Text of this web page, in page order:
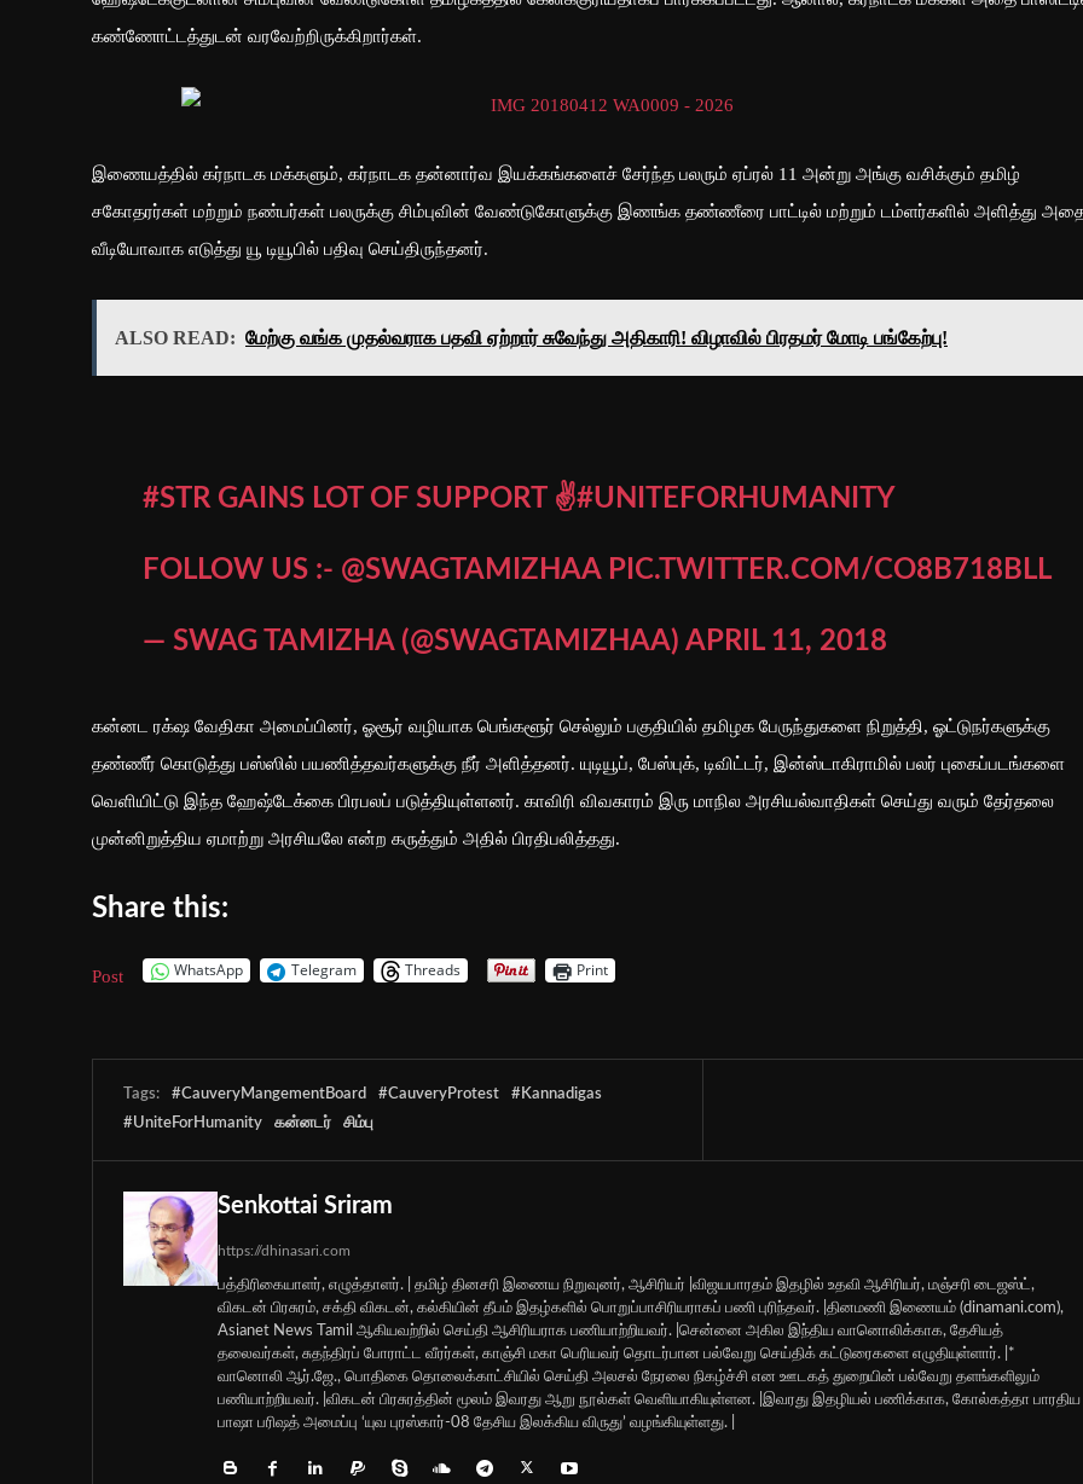
கண்ணோட்டத்துடன் வரவேற்றிருக்கிறார்கள்.
இணையத்தில் கர்நாடக மக்களும், கர்நாடக தன்னார்வ இயக்கங்களைச் சேர்ந்த பலரும் ஏப்ரல் 11 அன்று அங்கு வசிக்கும் தமிழ்
சகோதரர்கள் மற்றும் நண்பர்கள் பலருக்கு சிம்புவின் வேண்டுகோளுக்கு இணங்க தண்ணீரை பாட்டில் மற்றும் டம்ளர்களில் அளித்து
வீடியோவாக எடுத்து யூ டியூபில் பதிவு செய்திருந்தனர்.
ALSO READ: மேற்கு வங்க முதல்வராக பதவி ஏற்றார் சுவேந்து அதிகாரி! விழாவில் பிரதமர் மோடி பங்கேற்பு!
#STR GAINS LOT OF SUPPORT ✌#UNITEFORHUMANITY
FOLLOW US :- @SWAGTAMIZHAA PIC.TWITTER.COM/CO8B718BLL
— SWAG TAMIZHA (@SWAGTAMIZHAA)APRIL 11, 2018
கன்னட ரக்‌ஷ வேதிகா அமைப்பினர், ஓசூர் வழியாக பெங்களூர் செல்லும் பகுதியில் தமிழக பேருந்துகளை நிறுத்தி, ஓட்டுநர்களுக்கு
தண்ணீர் கொடுத்து பஸ்ஸில் பயணித்தவர்களுக்கு நீர் அளித்தனர். யுடியூப், பேஸ்புக், டிவிட்டர், இன்ஸ்டாகிராமில் பலர் புகைப்படங்களை
வெளியிட்டு இந்த ஹேஷ்டேக்கை பிரபலப் படுத்தியுள்ளனர். காவிரி விவகாரம் இரு மாநில அரசியல்வாதிகள் செய்து வரும் தேர்தலை
முன்னிறுத்திய ஏமாற்று அரசியலே என்ற கருத்தும் அதில் பிரதிபலித்தது.
Share this:
Post WhatsApp Telegram Threads Print
Tags: #CauveryMangementBoard #CauveryProtest
#Kannadigas
#UniteForHumanity
கன்னடர் சிம்பு
Senkottai Sriram
https://dhinasari.com
பத்திரிகையாளர், எழுத்தாளர். | தமிழ் தினசரி இணைய நிறுவுனர், ஆசிரியர் |விஜயபாரதம் இதழில் உதவி ஆசிரியர், மஞ்சரி டைஜஸ்ட்,
விகடன் பிரசுரம், சக்தி விகடன், கல்கியின் தீபம் இதழ்களில் பொறுப்பாசிரியராகப் பணி புரிந்தவர். |தினமணி இணையம் (dinamani.com),
Asianet News Tamil ஆகியவற்றில் செய்தி ஆசிரியராக பணியாற்றியவர். |சென்னை அகில இந்திய வானொலிக்காக, தேசியத்
தலைவர்கள், சுதந்திரப் போராட்ட வீரர்கள், காஞ்சி மகா பெரியவர் தொடர்பான பல்வேறு செய்திக் கட்டுரைகளை எழுதியுள்ளார். |*
வானொலி ஆர்.ஜே., பொதிகை தொலைக்காட்சியில் செய்தி அலசல் நேரலை நிகழ்ச்சி என ஊடகத் துறையின் பல்வேறு தளங்களிலும்
பணியாற்றியவர். |விகடன் பிரசுரத்தின் மூலம் இவரது ஆறு நூல்கள் வெளியாகியுள்ளன. |இவரது இதழியல் பணிக்காக, கோல்கத்தா பாரதிய
பாஷா பரிஷத் அமைப்பு ‘யுவ புரஸ்கார்-08 தேசிய இலக்கிய விருது’ வழங்கியுள்ளது. |